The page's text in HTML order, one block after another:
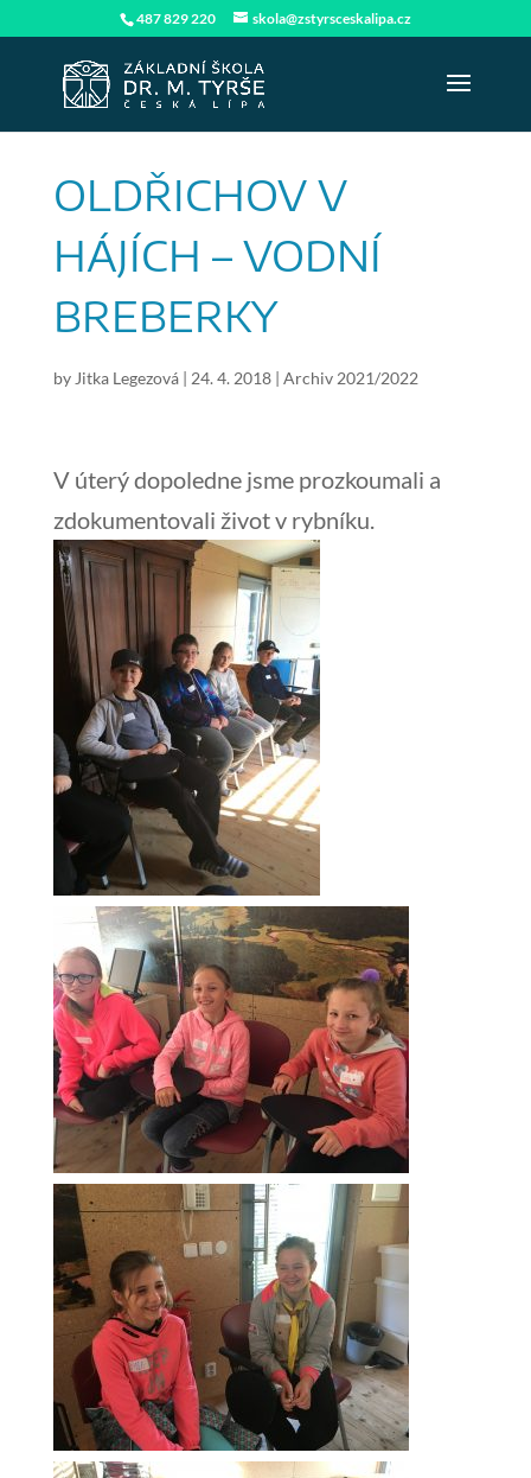
487 829 220 skola@zstyrsceskalipa.cz
OLDŘICHOV V
HÁJÍCH – VODNÍ
BREBERKY
by Jitka Legezová| 24. 4. 2018| Archiv 2021/2022
V úterý dopoledne jsme prozkoumali a
zdokumentovali život v rybníku.